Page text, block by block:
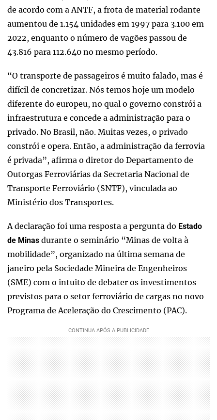
de acordo com a ANTF, a frota de material rodante
aumentou de 1.154 unidades em 1997 para 3.100 em
2022, enquanto o número de vagões passou de
43.816 para 112.640 no mesmo período.
“O transporte de passageiros é muito falado, mas é
difícil de concretizar. Nós temos hoje um modelo
diferente do europeu, no qual o governo constrói a
infraestrutura e concede a administração para o
privado. No Brasil, não. Muitas vezes, o privado
constrói e opera. Então, a administração da ferrovia
é privada”, afirma o diretor do Departamento de
Outorgas Ferroviárias da Secretaria Nacional de
Transporte Ferroviário (SNTF), vinculada ao
Ministério dos Transportes.
A declaração foi uma resposta a pergunta do Estado
de Minas durante o seminário “Minas de volta à
mobilidade”, organizado na última semana de
janeiro pela Sociedade Mineira de Engenheiros
(SME) com o intuito de debater os investimentos
previstos para o setor ferroviário de cargas no novo
Programa de Aceleração do Crescimento (PAC).